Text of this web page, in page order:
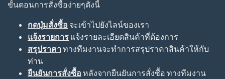
ขั้นตอนการสั่งซื้อง่ายๆดังนี้
กดปุ่มสั่งซื้อ จะเข้าไปยังไลน์ของเรา
แจ้งรายการ แจ้งรายละเอียดสินค้าที่ต้องการ
สรุปราคา ทางทีมงานจะทำการสรุปราคาสินค้าให้กับ
ท่าน
ยืนยันการสั่งซื้อ หลังจากยืนยันการสั่งซื้อ ทางทีมงาน